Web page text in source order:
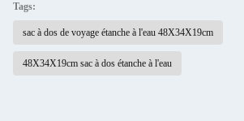
Tags:
sac à dos de voyage étanche à l'eau 48X34X19cm
48X34X19cm sac à dos étanche à l'eau